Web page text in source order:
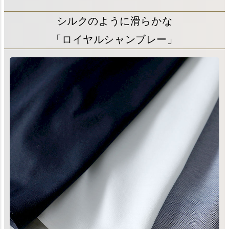
シルクのように滑らかな
「ロイヤルシャンブレー」